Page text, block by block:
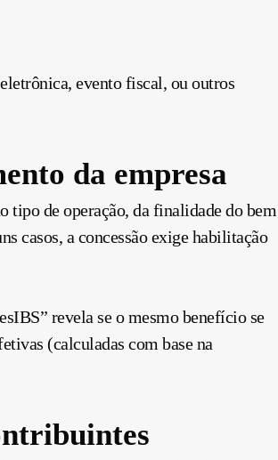
evento fiscal, ou outros
da empresa
tipo de operação, da finalidade do bem
casos, a concessão exige habilitação
revela se o mesmo benefício se
(calculadas com base na